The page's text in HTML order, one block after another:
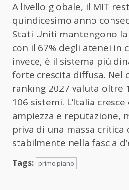
A livello globale, il MIT
quindicesimo anno
Stati Uniti mantengono
con il 67% degli atenei in
invece, è il sistema più
forte crescita diffusa. Nel
ranking 2027 valuta oltre
106 sistemi. L’Italia
ampiezza e reputazione,
priva di una massa critica
stabilmente nella fascia
Tags: primo piano